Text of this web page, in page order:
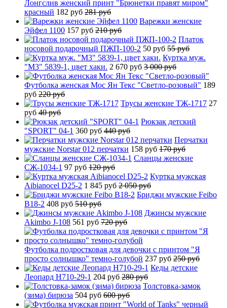
Лонгслив женский принт "Брюнетки правят миром"
красный 182 руб 281 руб
Варежки женские
Эйфел 1100 157 руб 210 руб
Платок
носовой подарочный ПЖП-100-2 50 руб 55 руб
Куртка муж.
"М3" 5839-1, цвет хаки. 2 670 руб 3 000 руб
Футболка женская Мос Ян Текс "Светло-розовый" 189
руб 220 руб
Трусы женские ТЖ-1717 27
руб 40 руб
Рюкзак детский
"SPORT" 04-1 360 руб 440 руб
Перчатки
мужские Norstar 012 перчатки 158 руб 170 руб
Сланцы женские
СЖ-1034-1 97 руб 120 руб
Куртка мужская
Aibianocel D25-2 1 845 руб 2 050 руб
Бриджи мужские Feibo
B18-2 408 руб 510 руб
Джинсы мужские
Akimbo J-108 561 руб 720 руб
Футболка подростковая для девочки с принтом "Я
просто солнышко" темно-голубой 237 руб 250 руб
Кеды детские
Леопард H710-29-1 204 руб 280 руб
Толстовка-замок
(зима) бирюза 504 руб 600 руб